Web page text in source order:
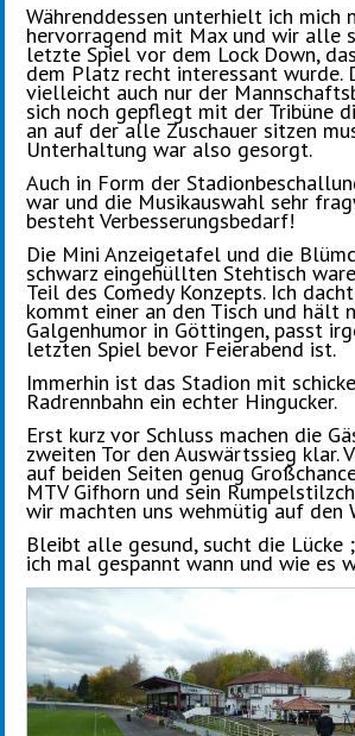
Währenddessen unterhielt ich mich
hervorragend mit Max und wir alle
letzte Spiel vor dem Lock Down,
dem Platz recht interessant wurde.
vielleicht auch nur der
sich noch gepflegt mit der Tribüne
an auf der alle Zuschauer sitzen
Unterhaltung war also gesorgt.
Auch in Form der
war und die Musikauswahl sehr
besteht Verbesserungsbedarf!
Die Mini Anzeigetafel und die
schwarz eingehüllten Stehtisch
Teil des Comedy Konzepts. Ich
kommt einer an den Tisch und hält
Galgenhumor in Göttingen, passt
letzten Spiel bevor Feierabend ist.
Immerhin ist das Stadion mit
Radrennbahn ein echter Hingucker.
Erst kurz vor Schluss machen die
zweiten Tor den Auswärtssieg klar.
auf beiden Seiten genug
MTV Gifhorn und sein
wir machten uns wehmütig auf den
Bleibt alle gesund, sucht die Lücke
ich mal gespannt wann und wie es